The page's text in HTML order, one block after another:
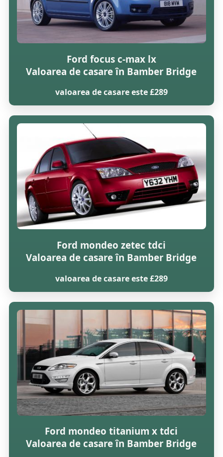
Ford focus c-max lx
Valoarea de casare în Bamber Bridge
valoarea de casare este £289
Ford mondeo zetec tdci
Valoarea de casare în Bamber Bridge
valoarea de casare este £289
Ford mondeo titanium x tdci
Valoarea de casare în Bamber Bridge